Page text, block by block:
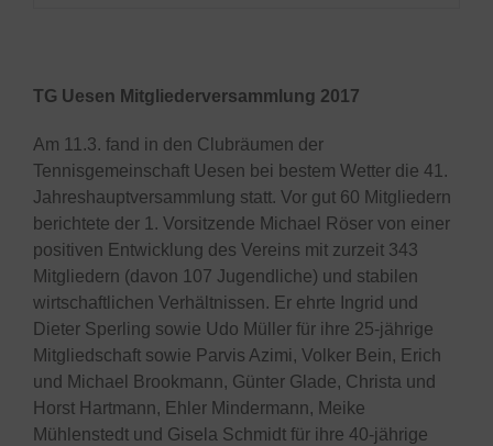
TG Uesen Mitgliederversammlung 2017
Am 11.3. fand in den Clubräumen der
Tennisgemeinschaft Uesen bei bestem Wetter die 41.
Jahreshauptversammlung statt. Vor gut 60 Mitgliedern
berichtete der 1. Vorsitzende Michael Röser von einer
positiven Entwicklung des Vereins mit zurzeit 343
Mitgliedern (davon 107 Jugendliche) und stabilen
wirtschaftlichen Verhältnissen. Er ehrte Ingrid und
Dieter Sperling sowie Udo Müller für ihre 25-jährige
Mitgliedschaft sowie Parvis Azimi, Volker Bein, Erich
und Michael Brookmann, Günter Glade, Christa und
Horst Hartmann, Ehler Mindermann, Meike
Mühlenstedt und Gisela Schmidt für ihre 40-jährige